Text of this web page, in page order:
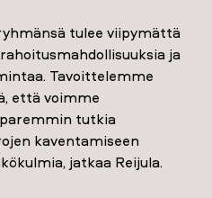
tulee viipymättä
ja
Tavoittelemme
että voimme
tutkia
kaventamiseen
jatkaa Reijula.